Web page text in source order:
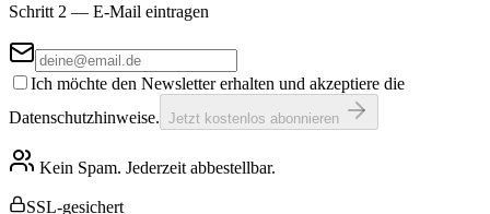
Schritt 2 — E-Mail eintragen
Ich möchte den Newsletter erhalten und akzeptiere die
Datenschutzhinweise. Jetzt kostenlos abonnieren
Kein Spam. Jederzeit abbestellbar.
SSL-gesichert